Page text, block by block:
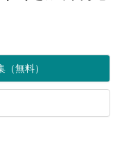
無料）